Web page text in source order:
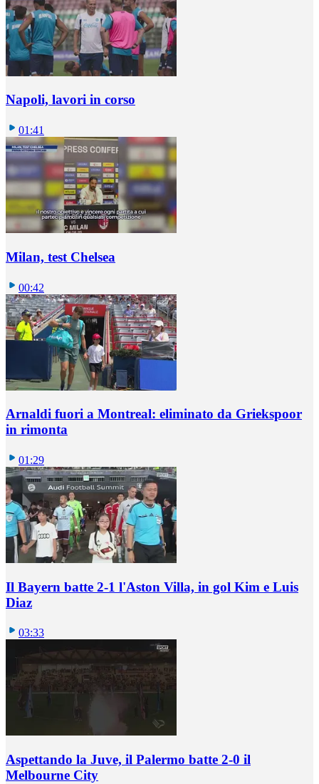
Napoli, lavori in corso
01:41
Milan, test Chelsea
00:42
Arnaldi fuori a Montreal: eliminato da Griekspoor
in rimonta
01:29
Il Bayern batte 2-1 l'Aston Villa, in gol Kim e Luis
Diaz
03:33
Aspettando la Juve, il Palermo batte 2-0 il
Melbourne City